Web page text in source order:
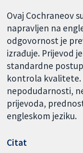
Ovaj Cochraneov
napravljen na
odgovornost je
izrađuje. Prijevod
standardne
kontrola kvalitete.
nepodudarnosti,
prijevoda,
engleskom jeziku.
Citat